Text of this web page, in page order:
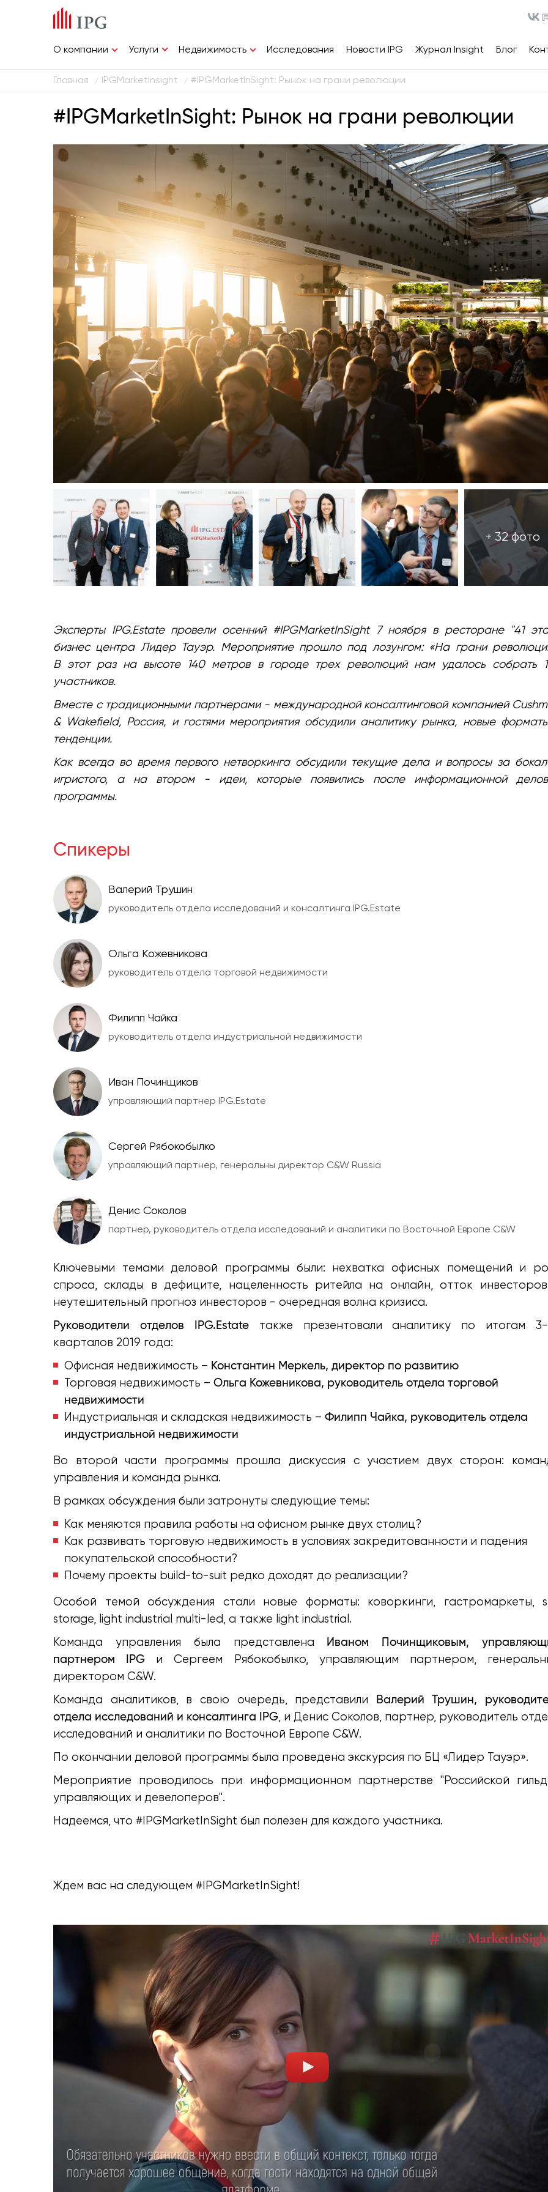
О компании Услуги Недвижимость Исследования Новости IPG Журнал Insight Блог
Главная / IPGMarketInsight / #IPGMarketInSight: Рынок на грани революции
#IPGMarketInSight: Рынок на грани революции
+ 32 фото
Эксперты IPG.Estate провели осенний #IPGMarketInSight 7 ноября в ресторане "41
бизнес центра Лидер Тауэр. Мероприятие прошло под лозунгом: «На грани
В этот раз на высоте 140 метров в городе трех революций нам удалось собрать
участников.
Вместе с традиционными партнерами - международной консалтинговой компанией
& Wakefield, Россия, и гостями мероприятия обсудили аналитику рынка, новые
тенденции.
Как всегда во время первого нетворкинга обсудили текущие дела и вопросы за
игристого, а на втором - идеи, которые появились после информационной
программы.
Спикеры
Валерий Трушин
руководитель отдела исследований и консалтинга IPG.Estate
Ольга Кожевникова
руководитель отдела торговой недвижимости
Филипп Чайка
руководитель отдела индустриальной недвижимости
Иван Починщиков
управляющий партнер IPG.Estate
Сергей Рябокобылко
управляющий партнер, генеральны директор C&W Russia
Денис Соколов
партнер, руководитель отдела исследований и аналитики по Восточной Европе C&W
Ключевыми темами деловой программы были: нехватка офисных помещений и
спроса, склады в дефиците, нацеленность ритейла на онлайн, отток
неутешительный прогноз инвесторов - очередная волна кризиса.
Руководители отделов IPG.Estateтакже презентовали аналитику по итогам 3-
кварталов 2019 года:
Офисная недвижимость – Константин Меркель, директор по развитию
Торговая недвижимость – Ольга Кожевникова, руководитель отдела торговой
недвижимости
Индустриальная и складская недвижимость – Филипп Чайка, руководитель отдела
индустриальной недвижимости
Во второй части программы прошла дискуссия с участием двух сторон:
управления и команда рынка.
В рамках обсуждения были затронуты следующие темы:
Как меняются правила работы на офисном рынке двух столиц?
Как развивать торговую недвижимость в условиях закредитованности и падения
покупательской способности?
Почему проекты build-to-suit редко доходят до реализации?
Особой темой обсуждения стали новые форматы: коворкинги, гастромаркеты,
storage, light industrial multi-led, а также light industrial.
Команда управления была представлена
Иваном Починщиковым,
партнером IPG и Сергеем Рябокобылко, управляющим партнером,
директором C&W.
Команда аналитиков, в свою очередь, представили
Валерий Трушин,
отдела исследований и консалтинга IPG, и Денис Соколов, партнер, руководитель
исследований и аналитики по Восточной Европе C&W.
По окончании деловой программы была проведена экскурсия по БЦ «Лидер Тауэр».
Мероприятие проводилось при информационном партнерстве "Российской
управляющих и девелоперов".
Надеемся, что #IPGMarketInSight был полезен для каждого участника.
Ждем вас на следующем #IPGMarketInSight!